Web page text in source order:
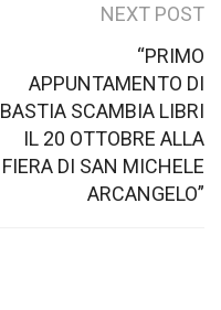
NEXT POST
“PRIMO
APPUNTAMENTO DI
BASTIA SCAMBIA LIBRI
IL 20 OTTOBRE ALLA
FIERA DI SAN MICHELE
ARCANGELO”